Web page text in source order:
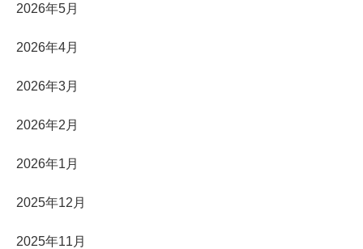
2026年5月
2026年4月
2026年3月
2026年2月
2026年1月
2025年12月
2025年11月